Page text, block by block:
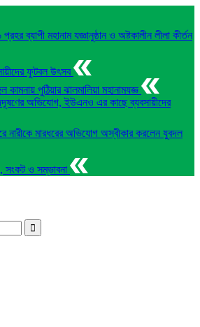
ব্যাপী মহানাম যজ্ঞানুষ্ঠান ও অষ্টকালীন লীলা কীর্তন
ফুটবল উৎসব
কামনায় পুঠিয়ার ঝালমালিয়া মহানামযজ্ঞ
অভিযোগ, ইউএনও এর কাছে ব্যবসায়ীদের
নারীকে মারধরের অভিযোগ অস্বীকার করলেন যুবদল
সংকট ও সম্ভাবনা